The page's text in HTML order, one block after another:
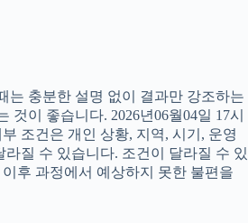
는 충분한 설명 없이 결과만 강조하는
것이 좋습니다. 2026년06월04일 17시
조건은 개인 상황, 지역, 시기, 운영
라질 수 있습니다. 조건이 달라질 수 있
후 과정에서 예상하지 못한 불편을